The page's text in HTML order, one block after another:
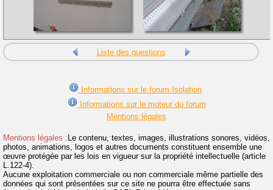
Liste des questions
Informations sur le forum Isolation
Informations sur le moteur du forum
Mentions légales
Mentions légales : Le contenu, textes, images, illustrations sonores, vidéos,
photos, animations, logos et autres documents constituent ensemble une
œuvre protégée par les lois en vigueur sur la propriété intellectuelle (article
L.122-4).
Aucune exploitation commerciale ou non commerciale même partielle des
données qui sont présentées sur ce site ne pourra être effectuée sans